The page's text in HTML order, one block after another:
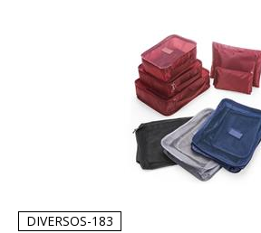
DIVERSOS-183